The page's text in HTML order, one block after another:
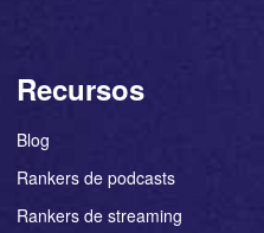
Recursos
Blog
Rankers de podcasts
Rankers de streaming